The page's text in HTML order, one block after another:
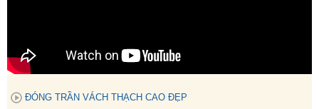
ĐÓNG TRẦN VÁCH THẠCH CAO ĐẸP